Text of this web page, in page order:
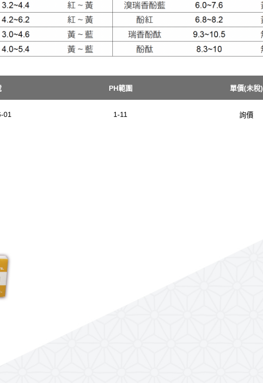
PH範圍 單價(未稅)
01 1-11 詢價